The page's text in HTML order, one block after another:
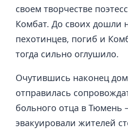
своем творчестве
Комбат. До своих дошли
пехотинцев, погиб и
тогда сильно оглушило.
Очутившись наконец
отправилась
больного отца в Тюмень
эвакуировали жителей